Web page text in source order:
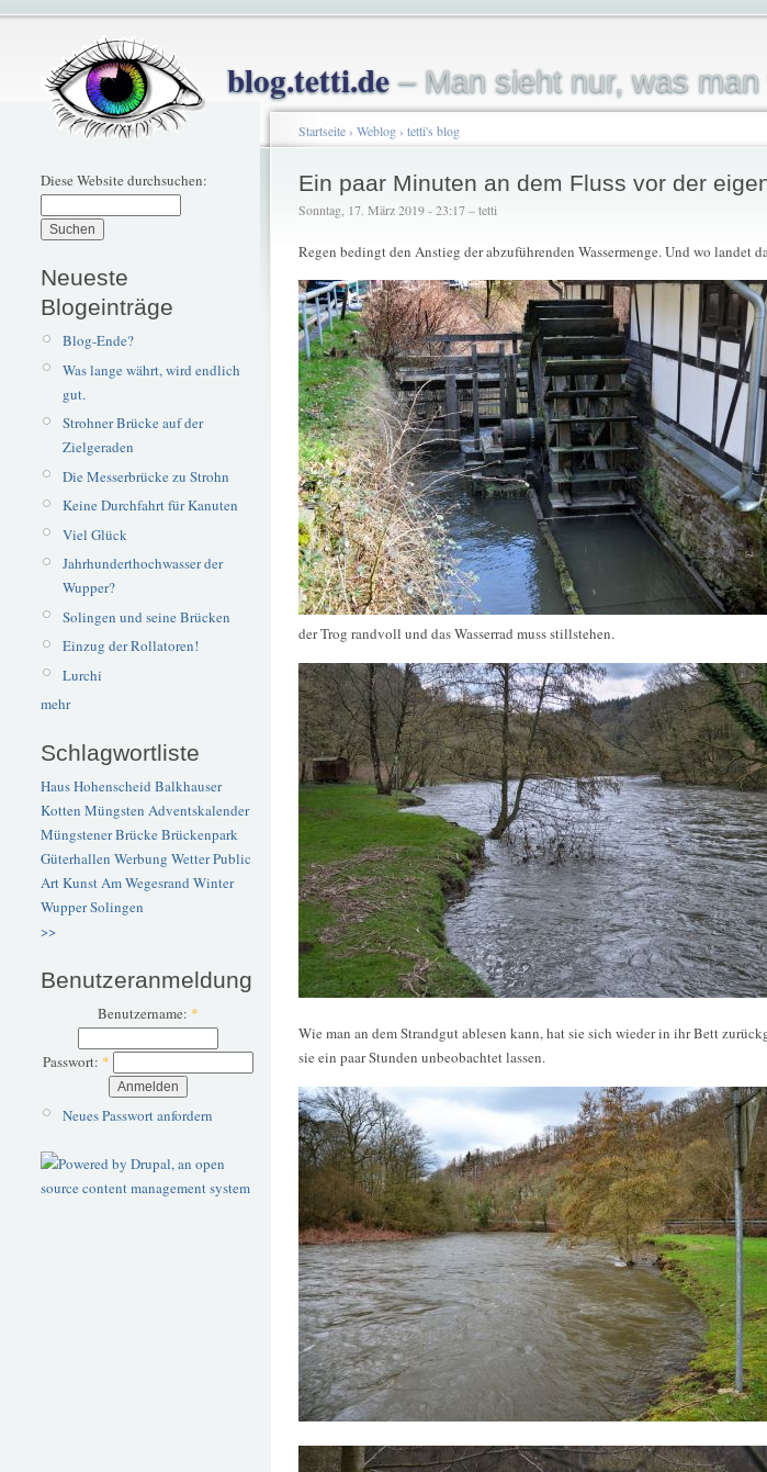
blog.tetti.de– Man sieht nur, was
Diese Website durchsuchen:
Neueste
Blogeinträge
Blog-Ende?
Was lange währt, wird endlich
gut.
Strohner Brücke auf der
Zielgeraden
Die Messerbrücke zu Strohn
Keine Durchfahrt für Kanuten
Viel Glück
Jahrhunderthochwasser der
Wupper?
Solingen und seine Brücken
Einzug der Rollatoren!
Lurchi
mehr
Schlagwortliste
Haus Hohenscheid Balkhauser
Kotten Müngsten Adventskalender
Müngstener BrückeBrückenpark
Güterhallen Werbung WetterPublic
ArtKunstAm Wegesrand Winter
WupperSolingen
>>
Benutzeranmeldung
Benutzername: *
Passwort: *
Neues Passwort anfordern
Startseite› Weblog› tetti's blog
Ein paar Minuten an dem Fluss vor der
Sonntag, 17. März 2019 - 23:17 – tetti
Regen bedingt den Anstieg der abzuführenden Wassermenge. Und wo landet
der Trog randvoll und das Wasserrad muss stillstehen.
Wie man an dem Strandgut ablesen kann, hat sie sich wieder in ihr Bett
sie ein paar Stunden unbeobachtet lassen.